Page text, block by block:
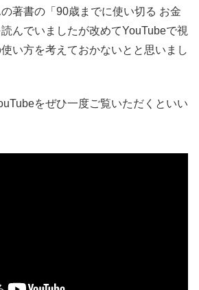
著書の「90歳までに使い切る お金
んでいましたが改めてYouTubeで視
い方を考えておかないとと思いまし
をぜひ一度ご覧いただくといい